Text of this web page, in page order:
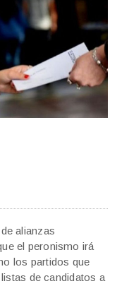
alianzas
el peronismo irá
los partidos que
de candidatos a